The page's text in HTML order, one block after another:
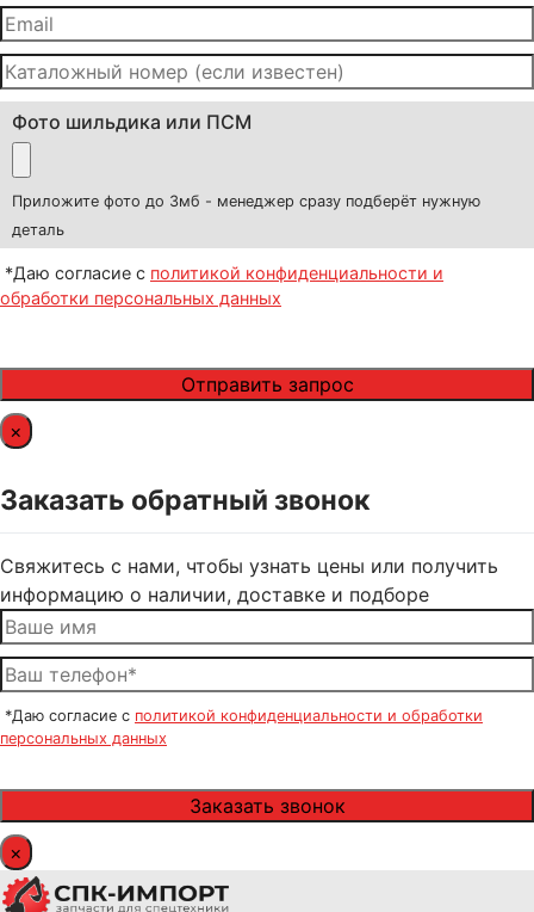
Фото шильдика или ПСМ
Приложите фото до 3мб - менеджер сразу подберёт нужную
деталь
*Даю согласие с политикой конфиденциальности и
обработки персональных данных
×
Заказать обратный звонок
Свяжитесь с нами, чтобы узнать цены или получить
информацию о наличии, доставке и подборе
*Даю согласие с политикой конфиденциальности и обработки
персональных данных
×